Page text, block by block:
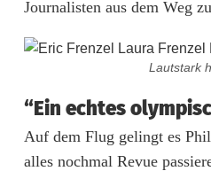
ü
g
Journalisten aus dem Weg
Lautstark
“Ein echtes
Auf dem Flug gelingt es
alles nochmal Revue